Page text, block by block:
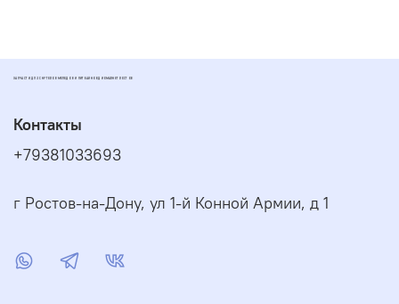
ЗАПЧАСТИ ДЛЯ СКУТЕРОВ МОПЕДОВ И ПИТБАЙКОВ ДИОМАРКЕТ РОСТОВ
Контакты
+79381033693
г Ростов-на-Дону, ул 1-й Конной Армии, д 1